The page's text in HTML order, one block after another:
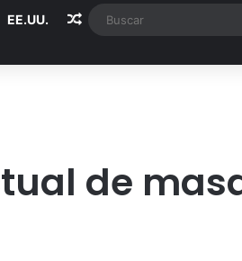
EE.UU. Random Article
de